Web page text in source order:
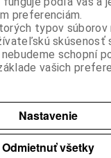
ks
1záznamov
noviniek
preferenciám.
typov súborov
skúsenosť
schopní
vašich
Nastavenie
Odmietnuť všetky